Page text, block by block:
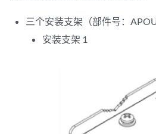
三个安装支架（部件号：
安装支架 1